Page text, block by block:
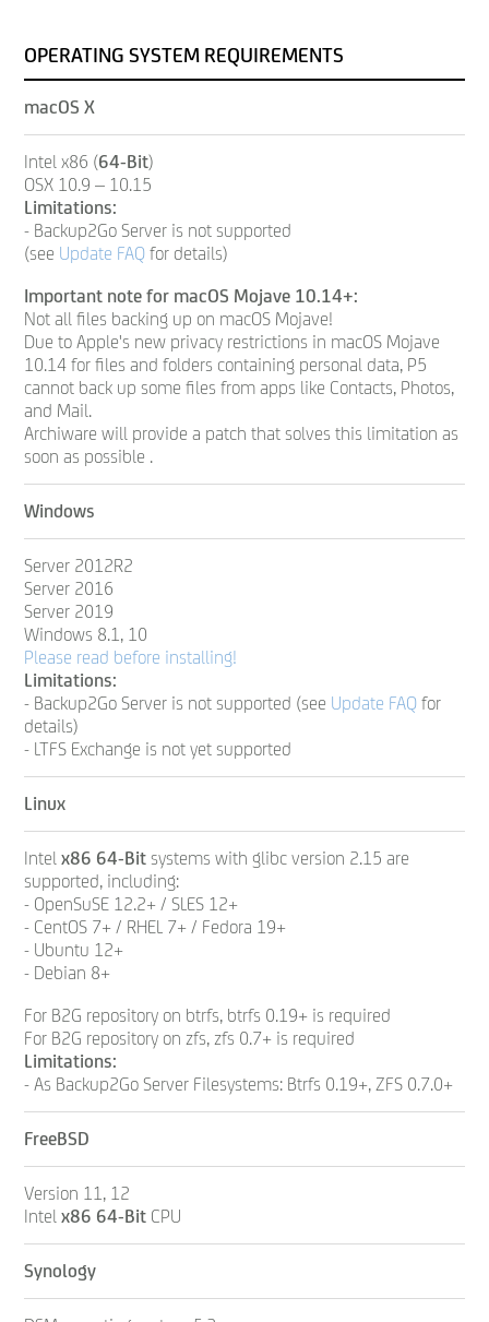
OPERATING SYSTEM REQUIREMENTS
macOS X
Intel x86 (64-Bit)
OSX 10.9 – 10.15
Limitations:
- Backup2Go Server is not supported
(see Update FAQ for details)
Important note for macOS Mojave 10.14+:
Not all files backing up on macOS Mojave!
Due to Apple's new privacy restrictions in macOS Mojave
10.14 for files and folders containing personal data, P5
cannot back up some files from apps like Contacts, Photos,
and Mail.
Archiware will provide a patch that solves this limitation as
soon as possible .
Windows
Server 2012R2
Server 2016
Server 2019
Windows 8.1, 10
Please read before installing!
Limitations:
- Backup2Go Server is not supported (see Update FAQ for
details)
- LTFS Exchange is not yet supported
Linux
Intel x86 64-Bit systems with glibc version 2.15 are
supported, including:
- OpenSuSE 12.2+ / SLES 12+
- CentOS 7+ / RHEL 7+ / Fedora 19+
- Ubuntu 12+
- Debian 8+
For B2G repository on btrfs, btrfs 0.19+ is required
For B2G repository on zfs, zfs 0.7+ is required
Limitations:
- As Backup2Go Server Filesystems: Btrfs 0.19+, ZFS 0.7.0+
FreeBSD
Version 11, 12
Intel x86 64-Bit CPU
Synology